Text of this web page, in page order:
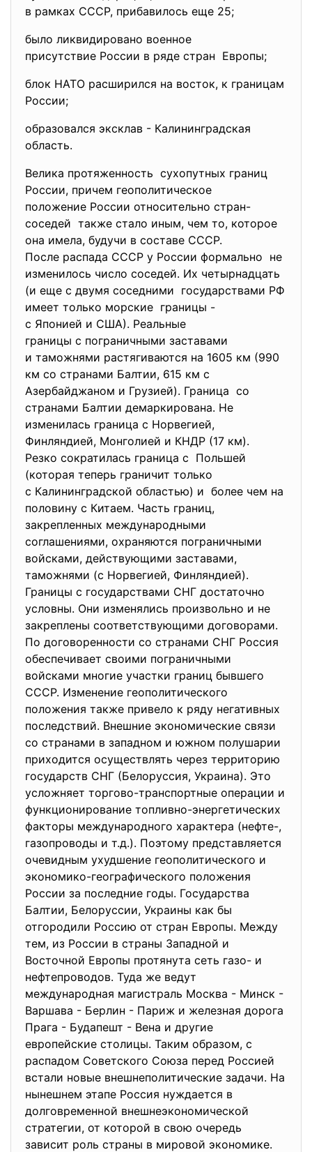
в рамках СССР, прибавилось еще 25;
было ликвидировано военное
присутствие России в ряде стран Европы;
блок НАТО расширился на восток, к границам
России;
образовался эксклав - Калининградская
область.
Велика протяженность сухопутных границ
России, причем геополитическое
положение России относительно стран-
соседей также стало иным, чем то, которое
она имела, будучи в составе СССР.
После распада СССР у России формально не
изменилось число соседей. Их четырнадцать
(и еще с двумя соседними государствами РФ
имеет только морские границы -
с Японией и США). Реальные
границы с пограничными заставами
и таможнями растягиваются на 1605 км (990
км со странами Балтии, 615 км с
Азербайджаном и Грузией). Граница со
странами Балтии демаркирована. Не
изменилась граница с Норвегией,
Финляндией, Монголией и КНДР (17 км).
Резко сократилась граница с Польшей
(которая теперь граничит только
с Калининградской областью) и более чем на
половину с Китаем. Часть границ,
закрепленных международными
соглашениями, охраняются пограничными
войсками, действующими заставами,
таможнями (с Норвегией, Финляндией).
Границы с государствами СНГ достаточно
условны. Они изменялись произвольно и не
закреплены соответствующими договорами.
По договоренности со странами СНГ Россия
обеспечивает своими пограничными
войсками многие участки границ бывшего
СССР. Изменение геополитического
положения также привело к ряду негативных
последствий. Внешние экономические связи
со странами в западном и южном полушарии
приходится осуществлять через территорию
государств СНГ (Белоруссия, Украина). Это
усложняет торгово-транспортные операции и
функционирование топливно-энергетических
факторы международного характера (нефте-,
газопроводы и т.д.). Поэтому представляется
очевидным ухудшение геополитического и
экономико-географического положения
России за последние годы. Государства
Балтии, Белоруссии, Украины как бы
отгородили Россию от стран Европы. Между
тем, из России в страны Западной и
Восточной Европы протянута сеть газо- и
нефтепроводов. Туда же ведут
международная магистраль Москва - Минск -
Варшава - Берлин - Париж и железная дорога
Прага - Будапешт - Вена и другие
европейские столицы. Таким образом, с
распадом Советского Союза перед Россией
встали новые внешнеполитические задачи. На
нынешнем этапе Россия нуждается в
долговременной внешнеэкономической
стратегии, от которой в свою очередь
зависит роль страны в мировой экономике.